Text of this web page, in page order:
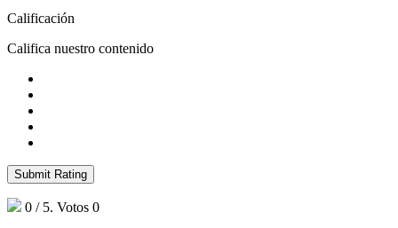
Calificación
Califica nuestro contenido
Submit Rating
0 / 5. Votos 0